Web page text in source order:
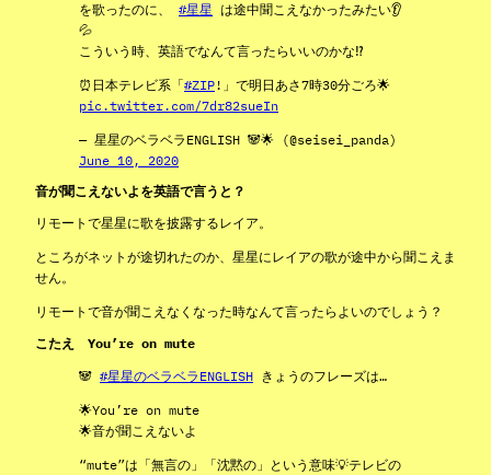
を歌ったのに、 #星星 は途中聞こえなかったみたい👂
💦
こういう時、英語でなんて言ったらいいのかな⁉️
⏰日本テレビ系「#ZIP!」で明日あさ7時30分ごろ🌟
pic.twitter.com/7dr82sueIn
— 星星のベラベラENGLISH 🐼🌟 (@seisei_panda)
June 10, 2020
音が聞こえないよを英語で言うと？
リモートで星星に歌を披露するレイア。
ところがネットが途切れたのか、星星にレイアの歌が途中から聞こえま
せん。
リモートで音が聞こえなくなった時なんて言ったらよいのでしょう？
こたえ You’re on mute
🐼 #星星のベラベラENGLISH きょうのフレーズは…
🌟You’re on mute
🌟音が聞こえないよ
“mute”は「無言の」「沈黙の」という意味💡テレビの